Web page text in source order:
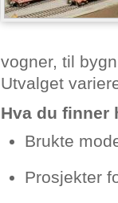
vogner, til
Utvalget
Hva du finner
Brukte
Prosjekter